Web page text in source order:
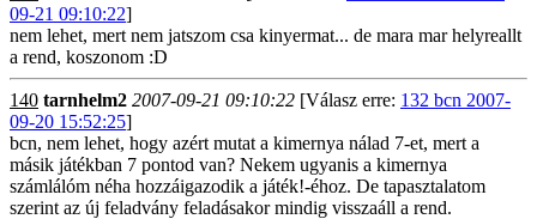
09-21 09:10:22]
nem lehet, mert nem jatszom csa kinyermat... de mara mar helyreallt
a rend, koszonom :D
140 tarnhelm2 2007-09-21 09:10:22 [Válasz erre: 132 bcn 2007-
09-20 15:52:25]
bcn, nem lehet, hogy azért mutat a kimernya nálad 7-et, mert a
másik játékban 7 pontod van? Nekem ugyanis a kimernya
számlálóm néha hozzáigazodik a játék!-éhoz. De tapasztalatom
szerint az új feladvány feladásakor mindig visszaáll a rend.